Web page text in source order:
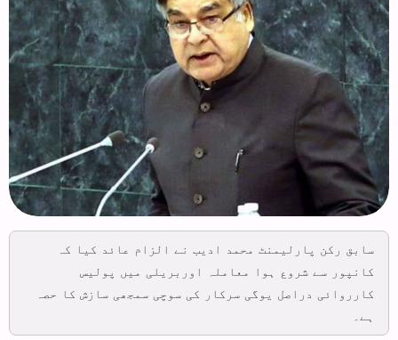
سابق رکن پارلیمنٹ محمد ادیب نے الزام عائد کیا کہ
کانپور سے شروع ہوا معاملہ اوربریلی میں پولیس
کارروائی دراصل یوگی سرکار کی سوچی سمجھی سازش کا حصہ
ہے۔